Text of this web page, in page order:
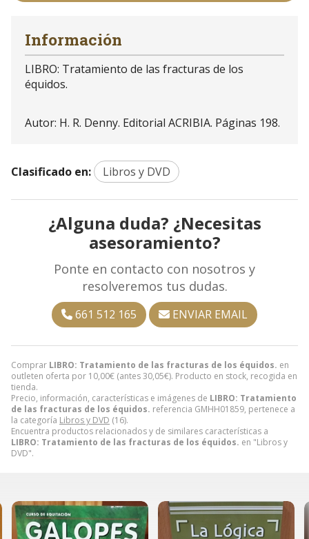
Comprar LIBRO: Tratamiento de las fracturas de los équidos. en
outleten oferta por 10,00€ (antes30,05€). Producto en stock, recogida en
tienda.
Precio, información, características e imágenes de LIBRO: Tratamiento
de las fracturas de los équidos. referencia GMHH01859, pertenece a
la categoría Libros y DVD (16).
Encuentra productos relacionados y de similares características a
LIBRO: Tratamiento de las fracturas de los équidos. en "Libros y
DVD".
Información
LIBRO: Tratamiento de las fracturas de los
équidos.
Autor: H. R. Denny. Editorial ACRIBIA. Páginas 198.
Clasificado en: Libros y DVD
¿Alguna duda? ¿Necesitas
asesoramiento?
Ponte en contacto con nosotros y
resolveremos tus dudas.
661 512 165 ENVIAR EMAIL